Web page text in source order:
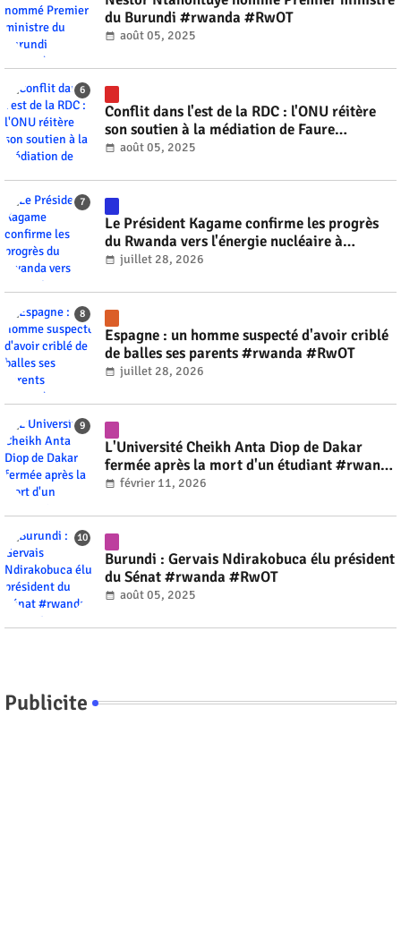
du Burundi #rwanda #RwOT
août 05, 2025
Conflit dans l'est de la RDC : l'ONU réitère
son soutien à la médiation de Faure
Gnassingbé #rwanda #RwOT
août 05, 2025
Le Président Kagame confirme les progrès
du Rwanda vers l'énergie nucléaire à
l'horizon 2030 #rwanda #RwOT
juillet 28, 2026
Espagne : un homme suspecté d'avoir criblé
de balles ses parents #rwanda #RwOT
juillet 28, 2026
L'Université Cheikh Anta Diop de Dakar
fermée après la mort d'un étudiant #rwanda
#RwOT
février 11, 2026
Burundi : Gervais Ndirakobuca élu président
du Sénat #rwanda #RwOT
août 05, 2025
Publicite